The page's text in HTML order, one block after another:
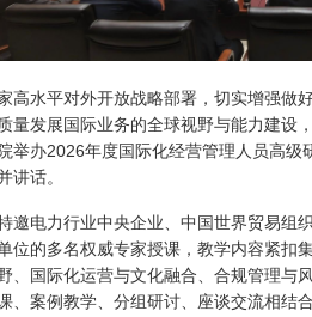
高水平对外开放战略部署，切实增强做
量发展国际业务的全球视野与能力建设
举办2026年度国际化经营管理人员高
讲话。
邀电力行业中央企业、中国世界贸易组
位的多名权威专家授课，教学内容紧扣
、国际化运营与文化融合、合规管理与
、案例教学、分组研讨、座谈交流相结